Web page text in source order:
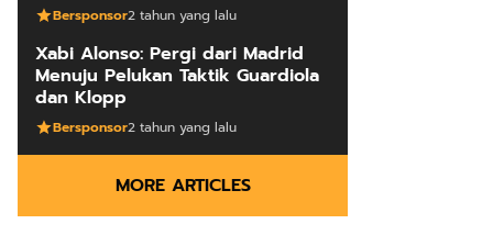
Bersponsor2 tahun yang lalu
Xabi Alonso: Pergi dari Madrid
Menuju Pelukan Taktik Guardiola
dan Klopp
Bersponsor2 tahun yang lalu
MORE ARTICLES